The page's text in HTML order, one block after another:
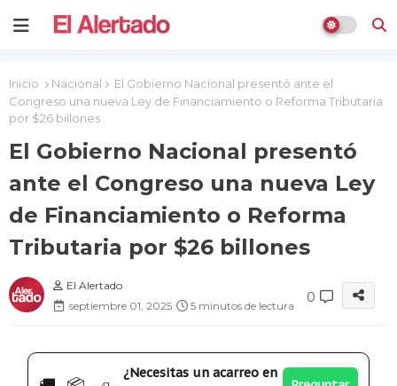
Inicio Nacional
El Gobierno Nacional presentó ante el
Congreso una nueva Ley de Financiamiento o Reforma Tributaria
por $26 billones
El Gobierno Nacional presentó
ante el Congreso una nueva Ley
de Financiamiento o Reforma
Tributaria por $26 billones
El Alertado
septiembre 01, 2025
5 minutos de lectura
0
¿Necesitas un acarreo en